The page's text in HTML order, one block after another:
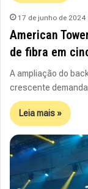
17 de junho de 2024
American
de fibra em
A ampliação do
crescente
Leia mais »